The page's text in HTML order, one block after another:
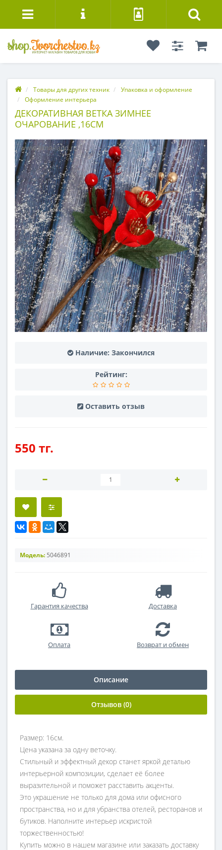
Товары для других техник
Упаковка и оформление
Оформление интерьера
ДЕКОРАТИВНАЯ ВЕТКА ЗИМНЕЕ
ОЧАРОВАНИЕ ,16СМ
Наличие: Закончился
Рейтинг:
Оставить отзыв
550 тг.
Модель: 5046891
Гарантия качества Доставка
Оплата Возврат и обмен
Описание
Отзывов (0)
Размер: 16см.
Цена указана за одну веточку.
Стильный и эффектный декор станет яркой деталью
интерьерной композиции, сделает её более
выразительной и поможет расставить акценты.
Это украшение не только для дома или офисного
пространства, но и для убранства отелей, ресторанов и
бутиков. Наполните интерьер искристой
торжественностью!
Купить можно в нашем магазине или заказать доставку